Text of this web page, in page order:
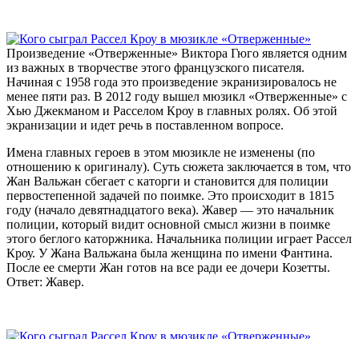
Произведение «Отверженные» Виктора Гюго является одним
из важных в творчестве этого французского писателя.
Начиная с 1958 года это произведение экранизировалось не
менее пяти раз. В 2012 году вышел мюзикл «Отверженные» с
Хью Джекманом и Расселом Кроу в главных ролях. Об этой
экранизации и идет речь в поставленном вопросе.
Имена главных героев в этом мюзикле не изменены (по
отношению к оригиналу). Суть сюжета заключается в том, что
Жан Вальжан сбегает с каторги и становится для полиции
первостепенной задачей по поимке. Это происходит в 1815
году (начало девятнадцатого века). Жавер — это начальник
полиции, который видит основной смысл жизни в поимке
этого беглого каторжника. Начальника полиции играет Рассел
Кроу. У Жана Вальжана была женщина по имени Фантина.
После ее смерти Жан готов на все ради ее дочери Козетты.
Ответ: Жавер.